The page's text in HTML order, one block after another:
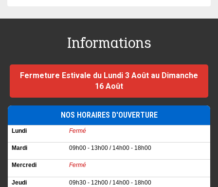
Informations
Fermeture Estivale du Lundi 3 Août au Dimanche
16 Août
NOS HORAIRES D'OUVERTURE
Lundi Fermé
Mardi 09h00 - 13h00 / 14h00 - 18h00
Mercredi Fermé
Jeudi 09h30 - 12h00 / 14h00 - 18h00